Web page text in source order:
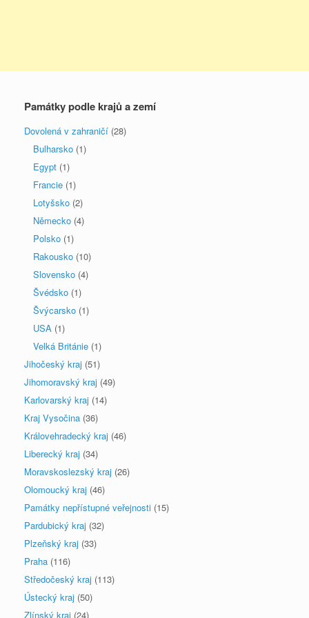
Památky podle krajů a zemí
Dovolená v zahraničí (28)
Bulharsko (1)
Egypt (1)
Francie (1)
Lotyšsko (2)
Německo (4)
Polsko (1)
Rakousko (10)
Slovensko (4)
Švédsko (1)
Švýcarsko (1)
USA (1)
Velká Británie (1)
Jihočeský kraj (51)
Jihomoravský kraj (49)
Karlovarský kraj (14)
Kraj Vysočina (36)
Královehradecký kraj (46)
Liberecký kraj (34)
Moravskoslezský kraj (26)
Olomoucký kraj (46)
Památky nepřístupné veřejnosti (15)
Pardubický kraj (32)
Plzeňský kraj (33)
Praha (116)
Středočeský kraj (113)
Ústecký kraj (50)
Zlínský kraj (24)